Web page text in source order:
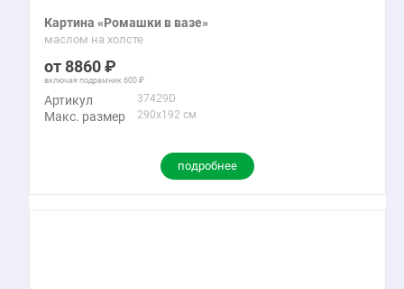
Картина «Ромашки в вазе»
маслом на холсте
8860
включая подрамник 600
Артикул 37429D
Макс. размер 290x192 см
подробнее